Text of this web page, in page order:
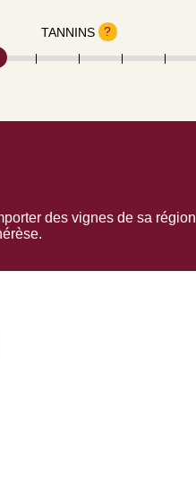
TANNINS ?
des vignes de sa région